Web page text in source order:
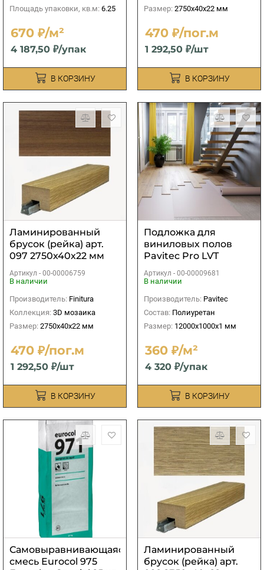
Площадь упаковки, кв.м: 6.25
670 ₽/м²
4 187,50 ₽/упак
В КОРЗИНУ
Размер: 2750х40х22 мм
470 ₽/пог.м
1 292,50 ₽/шт
В КОРЗИНУ
Ламинированный
брусок (рейка) арт.
097 2750х40х22 мм
Артикул - 00-00006759
В наличии
Производитель: Finitura
Коллекция: 3D мозаика
Размер: 2750х40х22 мм
470 ₽/пог.м
1 292,50 ₽/шт
В КОРЗИНУ
Подложка для
виниловых полов
Pavitec Pro LVT
м2)
Артикул - 00-00009681
В наличии
Производитель: Pavitec
Состав: Полиуретан
Размер: 12000х1000х1 мм
360 ₽/м²
4 320 ₽/упак
В КОРЗИНУ
Самовыравнивающаяся
смесь Eurocol 975
Ламинированный
брусок (рейка) арт.